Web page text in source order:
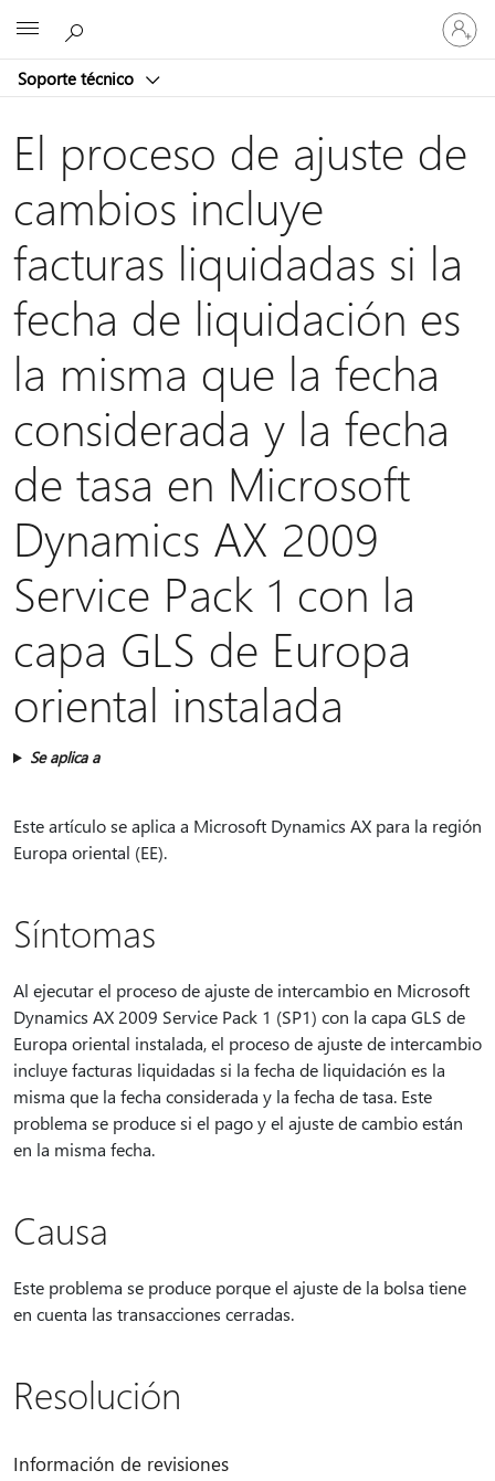
Soporte técnico
Iniciar
sesión
en
cuenta
El proceso de ajuste de
cambios incluye
facturas liquidadas si la
fecha de liquidación es
la misma que la fecha
considerada y la fecha
de tasa en Microsoft
Dynamics AX 2009
Service Pack 1 con la
capa GLS de Europa
oriental instalada
Se aplica a
Este artículo se aplica a Microsoft Dynamics AX para la región
Europa oriental (EE).
Síntomas
Al ejecutar el proceso de ajuste de intercambio en Microsoft
Dynamics AX 2009 Service Pack 1 (SP1) con la capa GLS de
Europa oriental instalada, el proceso de ajuste de intercambio
incluye facturas liquidadas si la fecha de liquidación es la
misma que la fecha considerada y la fecha de tasa. Este
problema se produce si el pago y el ajuste de cambio están
en la misma fecha.
Causa
Este problema se produce porque el ajuste de la bolsa tiene
en cuenta las transacciones cerradas.
Resolución
Información de revisiones